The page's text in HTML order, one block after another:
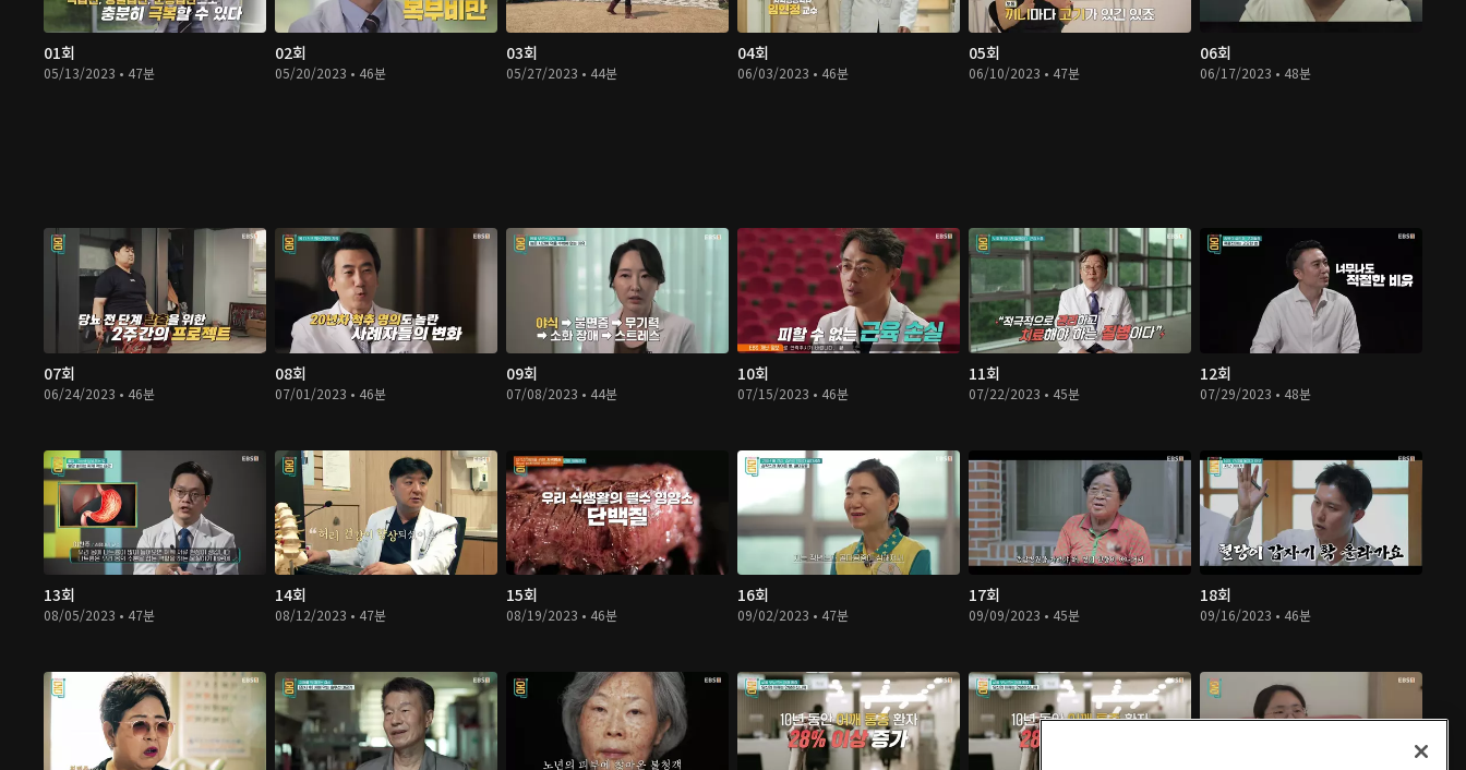
01회
05/13/2023 • 47분
02회
05/20/2023 • 46분
03회
05/27/2023 • 44분
04회
06/03/2023 • 46분
05회
06/10/2023 • 47분
06회
06/17/2023 • 48분
07회
06/24/2023 • 46분
08회
07/01/2023 • 46분
09회
07/08/2023 • 44분
10회
07/15/2023 • 46분
11회
07/22/2023 • 45분
12회
07/29/2023 • 48분
13회
08/05/2023 • 47분
14회
08/12/2023 • 47분
15회
08/19/2023 • 46분
16회
09/02/2023 • 47분
17회
09/09/2023 • 45분
18회
09/16/2023 • 46분